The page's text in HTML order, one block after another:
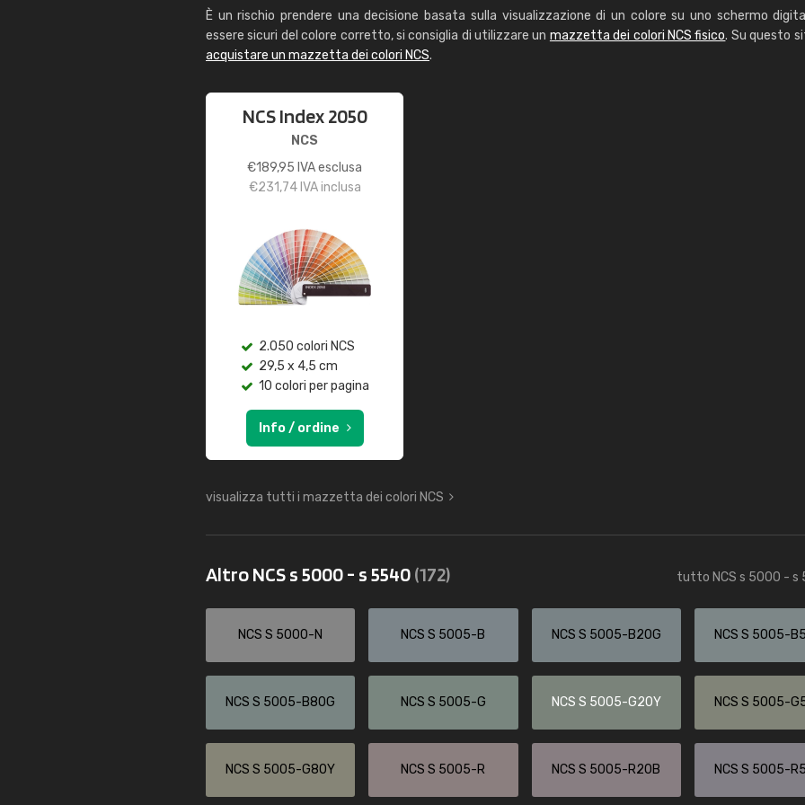
È un rischio prendere una decisione basata sulla visualizzazione di un colore su uno schermo
essere sicuri del colore corretto, si consiglia di utilizzare un mazzetta dei colori NCS fisico. Su questo
acquistare un mazzetta dei colori NCS.
NCS Index 2050
NCS
€189,95 IVA esclusa
€231,74IVA inclusa
2.050 colori NCS
29,5 x 4,5 cm
10 colori per pagina
Info / ordine
visualizza tutti i mazzetta dei colori NCS
Altro NCS s 5000 - s 5540(172) tutto NCS s 5000 - s
NCS S 5000-N NCS S 5005-B NCS S 5005-B20G NCS S 5005-
NCS S 5005-B80G NCS S 5005-G NCS S 5005-G20Y NCS S 5005-
NCS S 5005-G80Y NCS S 5005-R NCS S 5005-R20B NCS S 5005-